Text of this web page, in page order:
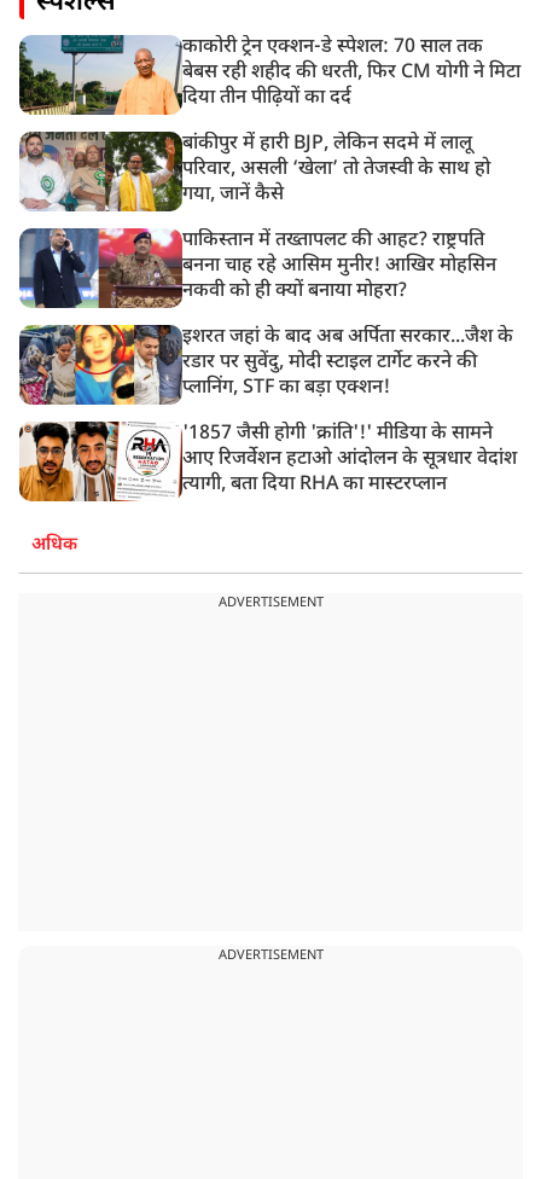
काकोरी ट्रेन एक्शन-डे स्पेशल: 70 साल तक
बेबस रही शहीद की धरती, फिर CM योगी ने मिटा
दिया तीन पीढ़ियों का दर्द
बांकीपुर में हारी BJP, लेकिन सदमे में लालू
परिवार, असली ‘खेला’ तो तेजस्वी के साथ हो
गया, जानें कैसे
पाकिस्तान में तख्तापलट की आहट? राष्ट्रपति
बनना चाह रहे आसिम मुनीर! आखिर मोहसिन
नकवी को ही क्यों बनाया मोहरा?
इशरत जहां के बाद अब अर्पिता सरकार...जैश के
रडार पर सुवेंदु, मोदी स्टाइल टार्गेट करने की
प्लानिंग, STF का बड़ा एक्शन!
'1857 जैसी होगी 'क्रांति'!' मीडिया के सामने
आए रिजर्वेशन हटाओ आंदोलन के सूत्रधार वेदांश
त्यागी, बता दिया RHA का मास्टरप्लान
अधिक
ADVERTISEMENT
ADVERTISEMENT